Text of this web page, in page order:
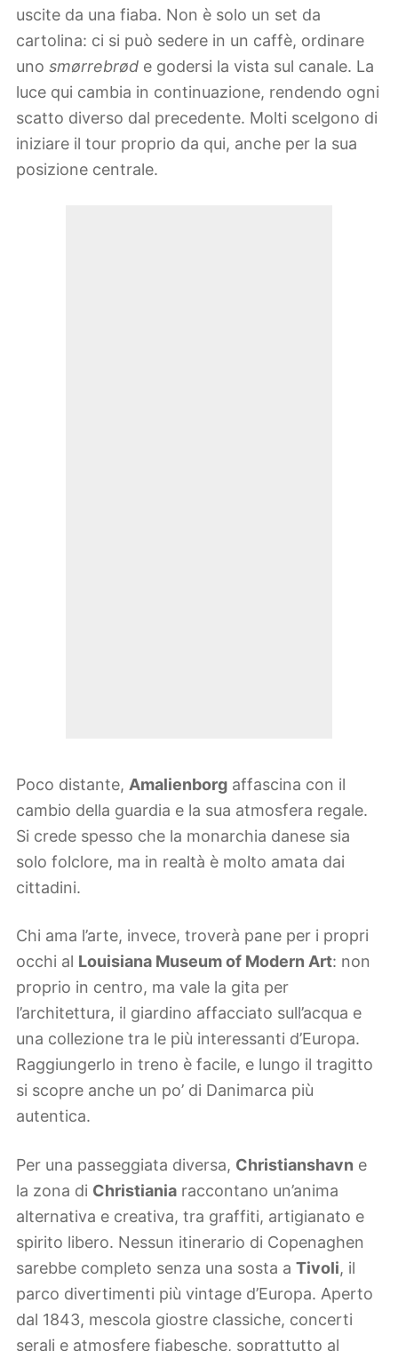
uscite da una fiaba. Non è solo un set da
cartolina: ci si può sedere in un caffè, ordinare
uno smørrebrød e godersi la vista sul canale. La
luce qui cambia in continuazione, rendendo ogni
scatto diverso dal precedente. Molti scelgono di
iniziare il tour proprio da qui, anche per la sua
posizione centrale.
Poco distante, Amalienborg affascina con il
cambio della guardia e la sua atmosfera regale.
Si crede spesso che la monarchia danese sia
solo folclore, ma in realtà è molto amata dai
cittadini.
Chi ama l’arte, invece, troverà pane per i propri
occhi al Louisiana Museum of Modern Art: non
proprio in centro, ma vale la gita per
l’architettura, il giardino affacciato sull’acqua e
una collezione tra le più interessanti d’Europa.
Raggiungerlo in treno è facile, e lungo il tragitto
si scopre anche un po’ di Danimarca più
autentica.
Per una passeggiata diversa, Christianshavn e
la zona di Christiania raccontano un’anima
alternativa e creativa, tra graffiti, artigianato e
spirito libero. Nessun itinerario di Copenaghen
sarebbe completo senza una sosta a Tivoli, il
parco divertimenti più vintage d’Europa. Aperto
dal 1843, mescola giostre classiche, concerti
serali e atmosfere fiabesche, soprattutto al